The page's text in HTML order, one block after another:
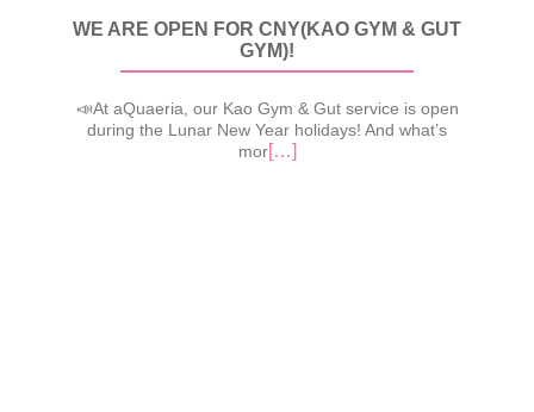
WE ARE OPEN FOR CNY(KAO GYM & GUT
GYM)!
📣At aQuaeria, our Kao Gym & Gut service is open
during the Lunar New Year holidays! And what’s
mor[…]